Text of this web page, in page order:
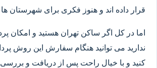
قرار داده اند و هنوز فکری برای شهرستان ها
اما در کل اگر ساکن تهران هستید و امکان
ندارید می توانید هنگام سفارش این روش
کنید و با خیال راحت پس از دریافت و بررسی